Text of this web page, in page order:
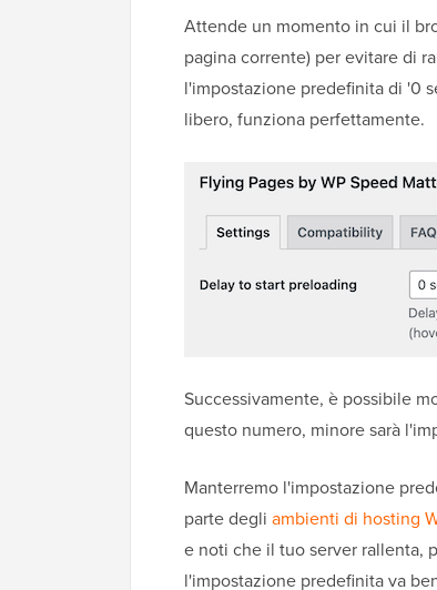
Attende un momento in cui il
pagina corrente) per evitare di
l'impostazione predefinita di '0
libero, funziona perfettamente.
Successivamente, è possibile
questo numero, minore sarà
Manterremo l'impostazione
parte degli ambienti di hosting
e noti che il tuo server rallenta,
l'impostazione predefinita va